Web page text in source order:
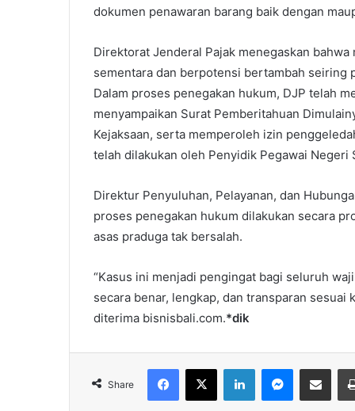
dokumen penawaran barang baik dengan
Direktorat Jenderal Pajak menegaskan
sementara dan berpotensi bertambah seiring
Dalam proses penegakan hukum, DJP telah
menyampaikan Surat Pemberitahuan
Kejaksaan, serta memperoleh izin
telah dilakukan oleh Penyidik Pegawai Negeri
Direktur Penyuluhan, Pelayanan, dan
proses penegakan hukum dilakukan secara
asas praduga tak bersalah.
“Kasus ini menjadi pengingat bagi seluruh
secara benar, lengkap, dan transparan sesuai
diterima bisnisbali.com.*dik
Share